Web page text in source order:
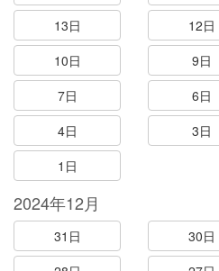
13日
12日
10日
9日
7日
6日
4日
3日
1日
2024年12月
31日 30日